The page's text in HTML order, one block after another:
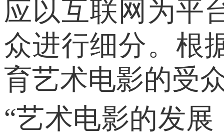
应以互联网为平
众进行细分。根
育艺术电影的受
“艺术电影的发